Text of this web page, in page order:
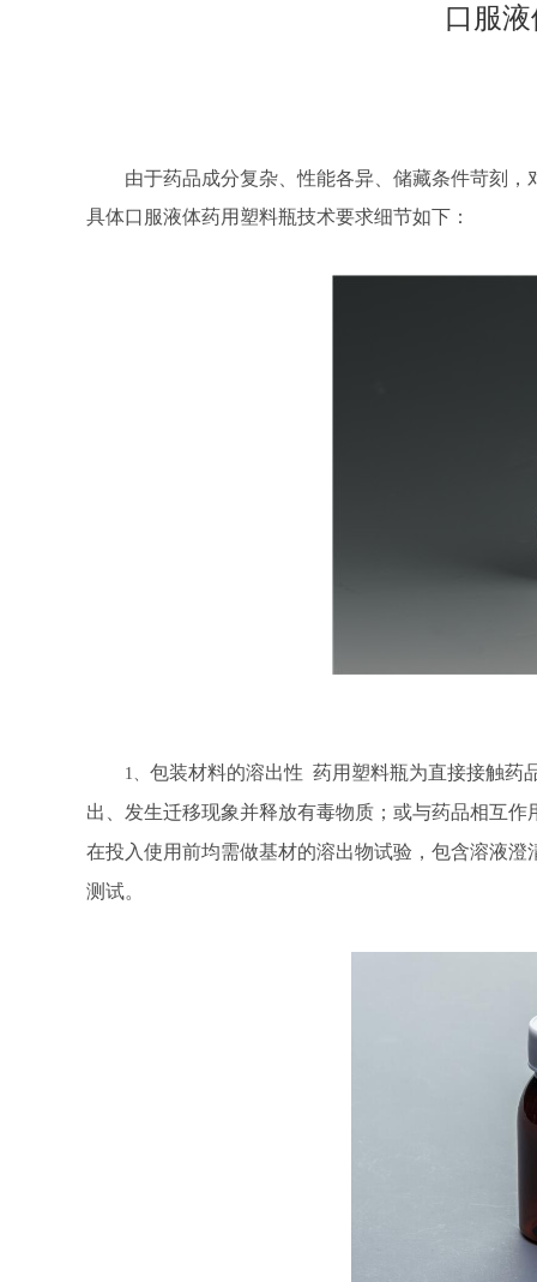
口服
由于药品成分复杂、性能各异、储藏条件苛刻，
具体口服液体药用塑料瓶技术要求细节如下：
1、 包装材料的溶出性 药用塑料瓶为直接接触药
出、发生迁移现象并释放有毒物质；或与药品相互
在投入使用前均需做基材的溶出物试验，包含溶液澄
测试。